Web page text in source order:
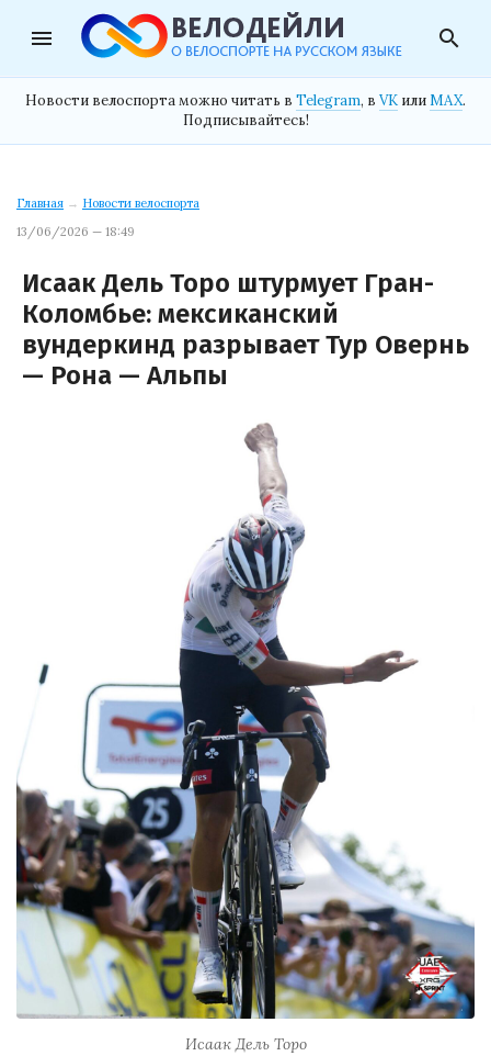
menu search
Новости велоспорта можно читать в Telegram, в VK илиMAX.
Подписывайтесь!
Главная → Новости велоспорта
13/06/2026 — 18:49
Исаак Дель Торо штурмует Гран-
Коломбье: мексиканский
вундеркинд разрывает Тур Овернь
— Рона — Альпы
Исаак Дель Торо